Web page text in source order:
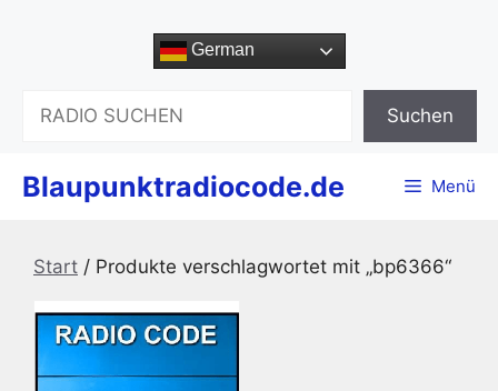
German
Suchen
Blaupunktradiocode.de Menü
Start / Produkte verschlagwortet mit „bp6366“